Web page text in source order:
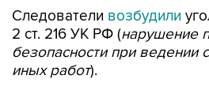
Следователи возбудили
2 ст. 216 УК РФ (нарушение
безопасности при ведении
иных работ).